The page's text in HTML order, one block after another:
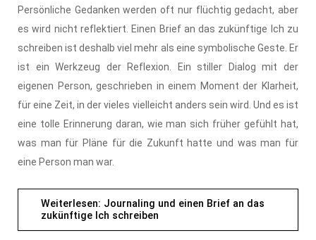
Persönliche Gedanken werden oft nur flüchtig gedacht, aber
es wird nicht reflektiert. Einen Brief an das zukünftige Ich zu
schreiben ist deshalb viel mehr als eine symbolische Geste. Er
ist ein Werkzeug der Reflexion. Ein stiller Dialog mit der
eigenen Person, geschrieben in einem Moment der Klarheit,
für eine Zeit, in der vieles vielleicht anders sein wird. Und es ist
eine tolle Erinnerung daran, wie man sich früher gefühlt hat,
was man für Pläne für die Zukunft hatte und was man für
eine Person man war.
Weiterlesen: Journaling und einen Brief an das
zukünftige Ich schreiben